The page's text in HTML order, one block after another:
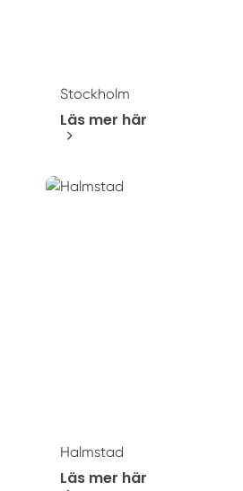
Stockholm
Läs mer här
Halmstad
Läs mer här